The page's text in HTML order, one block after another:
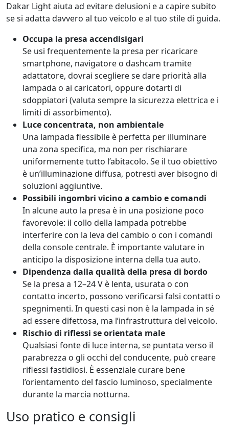
Dakar Light aiuta ad evitare delusioni e a capire subito
se si adatta davvero al tuo veicolo e al tuo stile di guida.
Occupa la presa accendisigari
Se usi frequentemente la presa per ricaricare
smartphone, navigatore o dashcam tramite
adattatore, dovrai scegliere se dare priorità alla
lampada o ai caricatori, oppure dotarti di
sdoppiatori (valuta sempre la sicurezza elettrica e i
limiti di assorbimento).
Luce concentrata, non ambientale
Una lampada flessibile è perfetta per illuminare
una zona specifica, ma non per rischiarare
uniformemente tutto l’abitacolo. Se il tuo obiettivo
è un’illuminazione diffusa, potresti aver bisogno di
soluzioni aggiuntive.
Possibili ingombri vicino a cambio e comandi
In alcune auto la presa è in una posizione poco
favorevole: il collo della lampada potrebbe
interferire con la leva del cambio o con i comandi
della console centrale. È importante valutare in
anticipo la disposizione interna della tua auto.
Dipendenza dalla qualità della presa di bordo
Se la presa a 12–24 V è lenta, usurata o con
contatto incerto, possono verificarsi falsi contatti o
spegnimenti. In questi casi non è la lampada in sé
ad essere difettosa, ma l’infrastruttura del veicolo.
Rischio di riflessi se orientata male
Qualsiasi fonte di luce interna, se puntata verso il
parabrezza o gli occhi del conducente, può creare
riflessi fastidiosi. È essenziale curare bene
l’orientamento del fascio luminoso, specialmente
durante la marcia notturna.
Uso pratico e consigli